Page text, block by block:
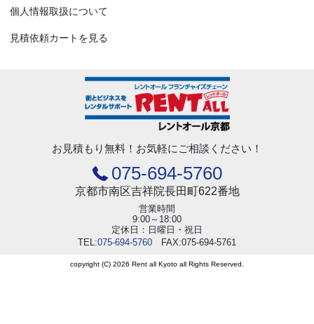
個人情報取扱について
見積依頼カートを見る
お見積もり無料！ お気軽にご相談ください！
075-694-5760
京都市南区吉祥院長田町622番地
営業時間
9:00～18:00
定休日：日曜日・祝日
TEL:075-694-5760 FAX:075-694-5761
copyright (C) 2026 Rent all Kyoto all Rights Reserved.